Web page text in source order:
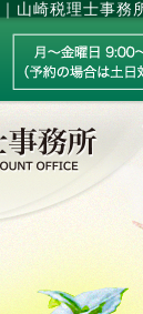
山崎税理士事務